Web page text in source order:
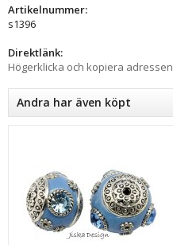
Artikelnummer:
s1396
Direktlänk:
Högerklicka och kopiera adressen
Andra har även köpt